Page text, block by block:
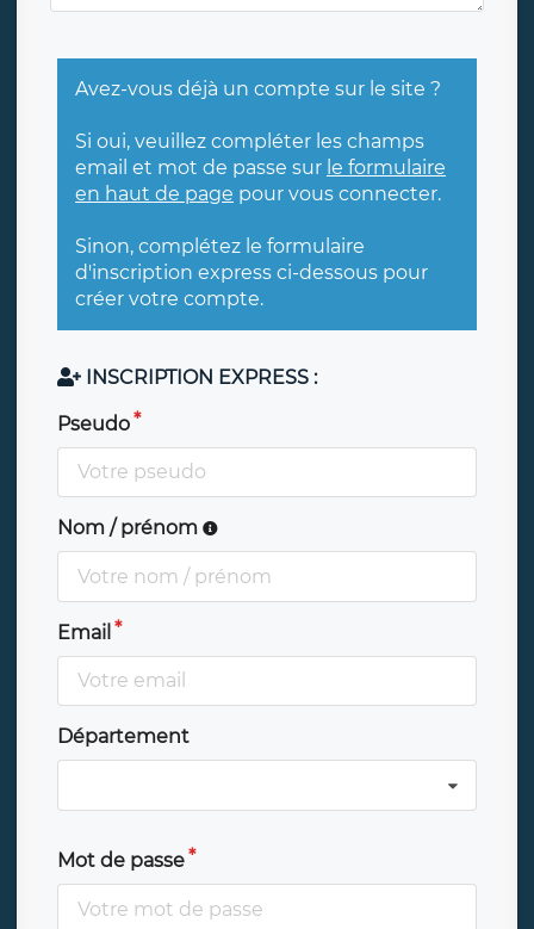
Avez-vous déjà un compte sur le site ?
Si oui, veuillez compléter les champs
email et mot de passe sur le formulaire
en haut de page pour vous connecter.
Sinon, complétez le formulaire
d'inscription express ci-dessous pour
créer votre compte.
INSCRIPTION EXPRESS :
Pseudo
Nom / prénom
Email
Département
Mot de passe